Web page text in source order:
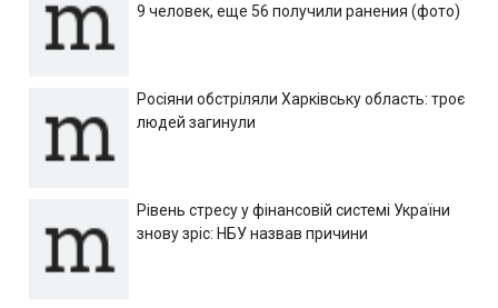
9 человек, еще 56 получили ранения (фото)
Росіяни обстріляли Харківську область: троє
людей загинули
Рівень стресу у фінансовій системі України
знову зріс: НБУ назвав причини